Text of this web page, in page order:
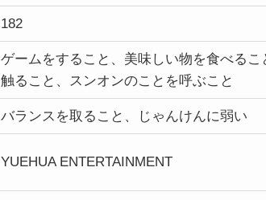
182
ゲームをすること、美味しい物を食べる
触ること、スンオンのことを呼ぶこと
バランスを取ること、じゃんけんに弱い
YUEHUA ENTERTAINMENT